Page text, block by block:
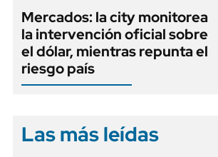
Mercados: la city monitorea
la intervención oficial sobre
el dólar, mientras repunta el
riesgo país
Las más leídas